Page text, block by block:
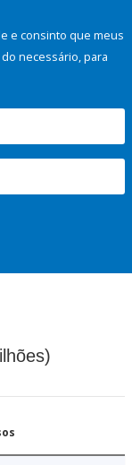
e consinto que meus
necessário, para